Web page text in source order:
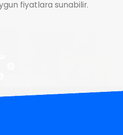
fiyatlara sunabilir.